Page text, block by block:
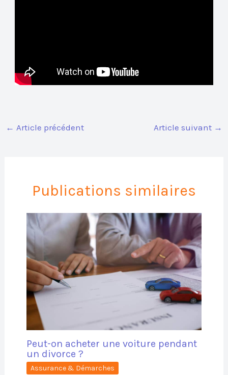
← Article précédent Article suivant →
Publications similaires
Peut-on acheter une voiture pendant
un divorce ?
Assurance & Démarches